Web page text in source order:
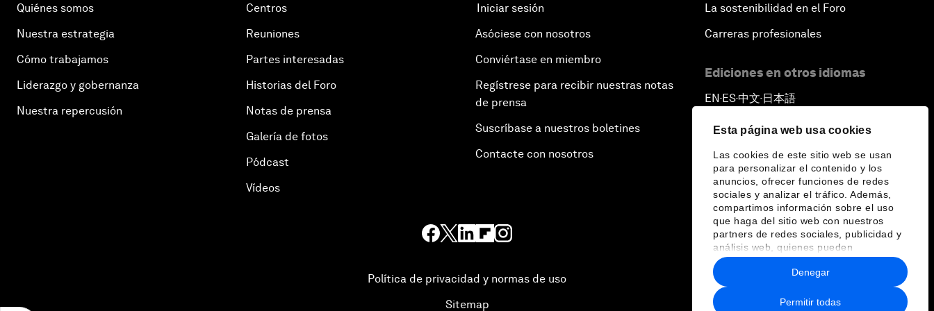
Esta página web usa cookies
Las cookies de este sitio web se usan
para personalizar el contenido y los
anuncios, ofrecer funciones de redes
sociales y analizar el tráfico. Además,
compartimos información sobre el uso
que haga del sitio web con nuestros
partners de redes sociales, publicidad y
análisis web, quienes pueden
combinarla con otra información que les
haya proporcionado o que hayan
recopilado a partir del uso que haya
hecho de sus servicios.
Permitir todas
Denegar
Quiénes somos
Nuestra estrategia
Cómo trabajamos
Liderazgo y gobernanza
Nuestra repercusión
Centros
Reuniones
Partes interesadas
Historias del Foro
Notas de prensa
Galería de fotos
Pódcast
Vídeos
Iniciar sesión
Asóciese con nosotros
Conviértase en miembro
Regístrese para recibir nuestras notas
de prensa
Suscríbase a nuestros boletines
Contacte con nosotros
La sostenibilidad en el Foro
Carreras profesionales
Ediciones en otros idiomas
EN ▪ ES▪中文▪ 日本語
Política de privacidad y normas de uso
Sitemap